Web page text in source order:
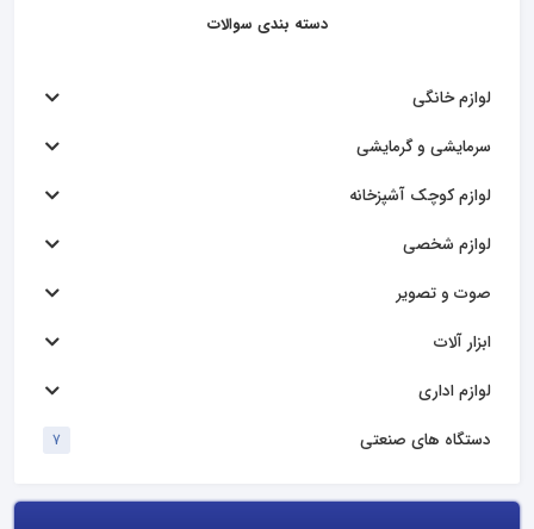
دسته بندی سوالات
لوازم خانگی
سرمایشی و گرمایشی
لوازم کوچک آشپزخانه
لوازم شخصی
صوت و تصویر
ابزار آلات
لوازم اداری
دستگاه های صنعتی
7